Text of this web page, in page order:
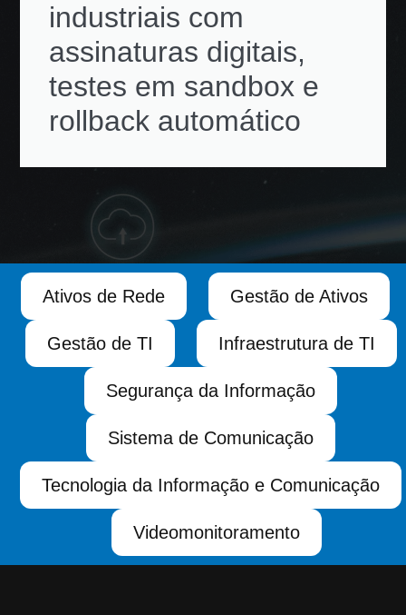
industriais com
assinaturas digitais,
testes em sandbox e
rollback automático
Ativos de Rede Gestão de Ativos
Gestão de TI Infraestrutura de TI
Segurança da Informação
Sistema de Comunicação
Tecnologia da Informação e Comunicação
Videomonitoramento